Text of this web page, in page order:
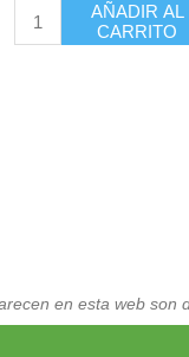
AÑADIR AL
CARRITO
en esta web son